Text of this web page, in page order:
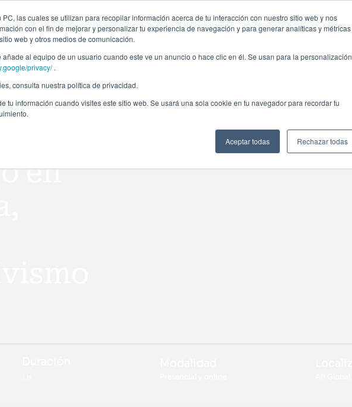
las cuales se utilizan para recopilar información acerca de tu interacción con nuestro sitio web y nos
con el fin de mejorar y personalizar tu experiencia de navegación y para generar analíticas y métricas
web y otros medios de comunicación.
al equipo de un usuario cuando este ve un anuncio o hace clic en él. Se usan para la personalización
privacy/.
consulta nuestra política de privacidad.
tu información cuando visites este sitio web. Se usará una sola cookie en tu navegador para recordar tu
Aceptar todas Rechazar todas
en